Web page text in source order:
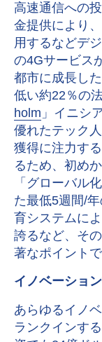
高速通信への
金提供により
用するなどデ
の4Gサービス
都市に成長し
低い約22％の
holm 」イニシ
優れたテック
獲得に注力す
るため、初め
「グローバル
た最低5週間/
育システムに
誇るなど、そ
著なポイントで
イノベーショ
あらゆるイノ
ランクインす